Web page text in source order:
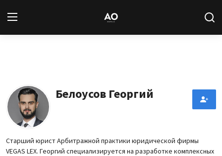
Новости
Статьи
Белоусов Георгий
Старший юрист Арбитражной практики юридической фирмы
VEGAS LEX. Георгий специализируется на разработке комплексных